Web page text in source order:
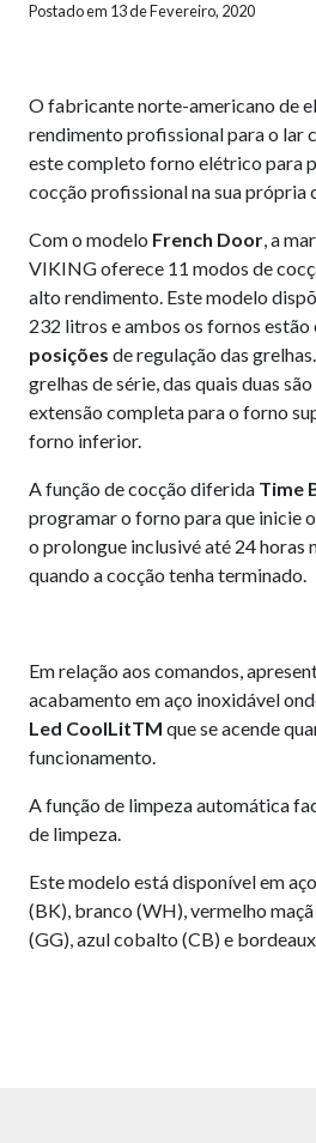
Postado em 13 de Fevereiro, 2020
O fabricante norte-americano de
rendimento profissional para o lar
este completo forno elétrico para
cocção profissional na sua própria
Com o modelo French Door, a
VIKING oferece 11 modos de
alto rendimento. Este modelo
232 litros e ambos os fornos estão
posições de regulação das
grelhas de série, das quais duas
extensão completa para o forno
forno inferior.
A função de cocção diferida Time
programar o forno para que inicie
o prolongue inclusivé até 24 horas
quando a cocção tenha terminado.
Em relação aos comandos,
acabamento em aço inoxidável
Led CoolLitTM que se acende
funcionamento.
A função de limpeza automática
de limpeza.
Este modelo está disponível em
(BK), branco (WH), vermelho
(GG), azul cobalto (CB) e